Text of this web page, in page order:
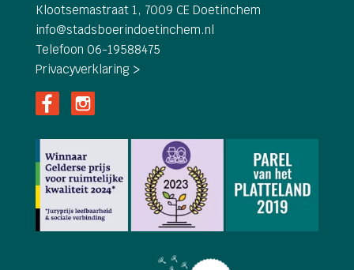
Klootsemastraat 1, 7009 CE Doetinchem
info@stadsboerindoetinchem.nl
Telefoon 06-19588475
Privacyverklaring >